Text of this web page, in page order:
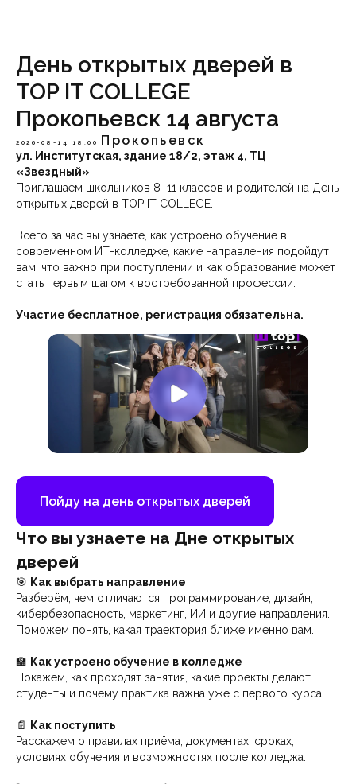
День открытых дверей в
TOP IT COLLEGE
Прокопьевск 14 августа
2026-08-14 18:00 Прокопьевск
ул. Институтская, здание 18/2, этаж 4, ТЦ
«Звездный»
Приглашаем школьников 8−11 классов и родителей на День
открытых дверей в TOP IT COLLEGE.
Всего за час вы узнаете, как устроено обучение в
современном ИТ-колледже, какие направления подойдут
вам, что важно при поступлении и как образование может
стать первым шагом к востребованной профессии.
Участие бесплатное, регистрация обязательна.
Пойду на день открытых дверей
Что вы узнаете на Дне открытых
дверей
🎯 Как выбрать направление
Разберём, чем отличаются программирование, дизайн,
кибербезопасность, маркетинг, ИИ и другие направления.
Поможем понять, какая траектория ближе именно вам.
🏫 Как устроено обучение в колледже
Покажем, как проходят занятия, какие проекты делают
студенты и почему практика важна уже с первого курса.
📄
Как поступить
Расскажем о правилах приёма, документах, сроках,
условиях обучения и возможностях после колледжа.